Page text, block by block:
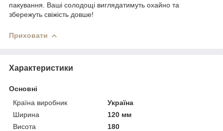
пакування. Ваші солодощі виглядатимуть охайно та
збережуть свіжість довше!
Приховати
Характеристики
Основні
Країна виробник
Україна
Ширина
120 мм
Висота
180